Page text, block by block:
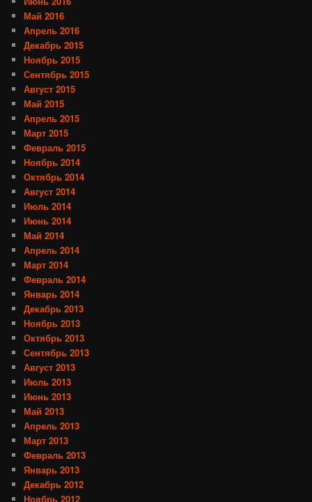
Май 2016
Апрель 2016
Декабрь 2015
Ноябрь 2015
Сентябрь 2015
Август 2015
Май 2015
Апрель 2015
Март 2015
Февраль 2015
Ноябрь 2014
Октябрь 2014
Август 2014
Июль 2014
Июнь 2014
Май 2014
Апрель 2014
Март 2014
Февраль 2014
Январь 2014
Декабрь 2013
Ноябрь 2013
Октябрь 2013
Сентябрь 2013
Август 2013
Июль 2013
Июнь 2013
Май 2013
Апрель 2013
Март 2013
Февраль 2013
Январь 2013
Декабрь 2012
Ноябрь 2012